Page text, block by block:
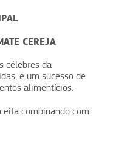
CEREJA
célebres da
é um sucesso de
alimentícios.
combinando com